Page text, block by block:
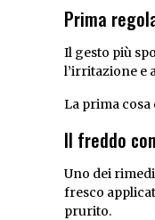
Prima
Il gesto più
l’irritazione e
La prima
Il freddo
Uno dei
fresco
prurito.